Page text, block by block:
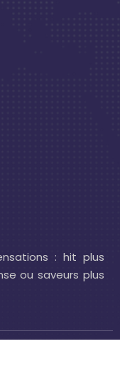
: hit plus
ou saveurs plus